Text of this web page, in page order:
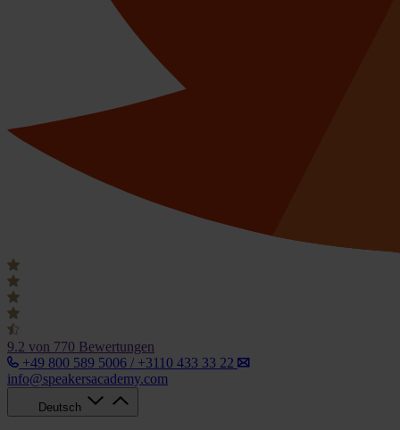
9.2 von 770 Bewertungen
+49 800 589 5006 / +3110 433 33 22
info@speakersacademy.com
Deutsch